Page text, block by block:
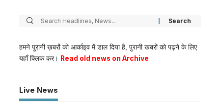
हमने पुरानी ख़बरों को आर्काइव में डाल दिया है, पुरानी खबरों को पढ़ने के लिए
यहाँ क्लिक कर। Read old news on Archive
Live News